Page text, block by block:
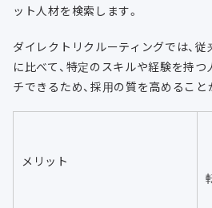
ット人材を検索します。
ダイレクトリクルーティングでは、
に比べて、特定のスキルや経験を持
チできるため、採用の質を高めること
メリット